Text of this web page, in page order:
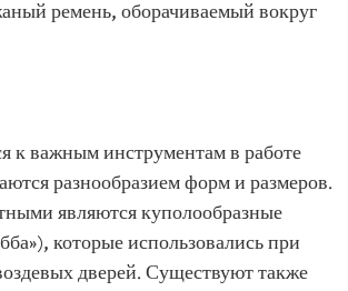
ремень, оборачиваемый вокруг
к важным инструментам в работе
разнообразием форм и размеров.
являются куполообразные
которые использовались при
дверей. Существуют также